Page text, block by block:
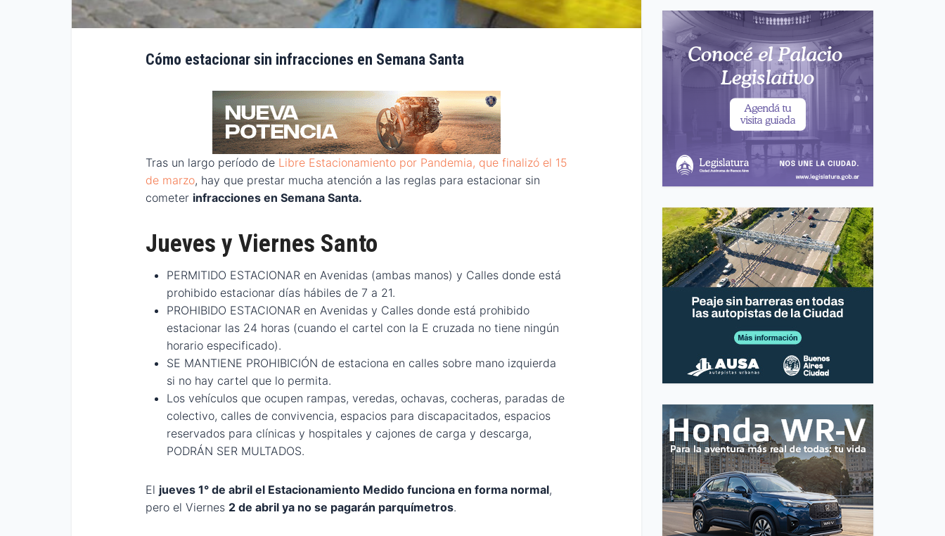
Cómo estacionar sin infracciones en Semana Santa
Tras un largo período de Libre Estacionamiento por Pandemia, que finalizó el 15
de marzo, hay que prestar mucha atención a las reglas para estacionar sin
cometer infracciones en Semana Santa.
Jueves y Viernes Santo
PERMITIDO ESTACIONAR en Avenidas (ambas manos) y Calles donde está
prohibido estacionar días hábiles de 7 a 21.
PROHIBIDO ESTACIONAR en Avenidas y Calles donde está prohibido
estacionar las 24 horas (cuando el cartel con la E cruzada no tiene ningún
horario especificado).
SE MANTIENE PROHIBICIÓN de estaciona en calles sobre mano izquierda
si no hay cartel que lo permita.
Los vehículos que ocupen rampas, veredas, ochavas, cocheras, paradas de
colectivo, calles de convivencia, espacios para discapacitados, espacios
reservados para clínicas y hospitales y cajones de carga y descarga,
PODRÁN SER MULTADOS.
El jueves 1° de abril el Estacionamiento Medido funciona en forma normal,
pero el Viernes 2 de abril ya no se pagarán parquímetros.